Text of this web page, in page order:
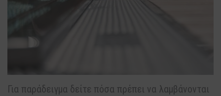
Για παράδειγμα δείτε πόσα πρέπει να λαμβάνονται